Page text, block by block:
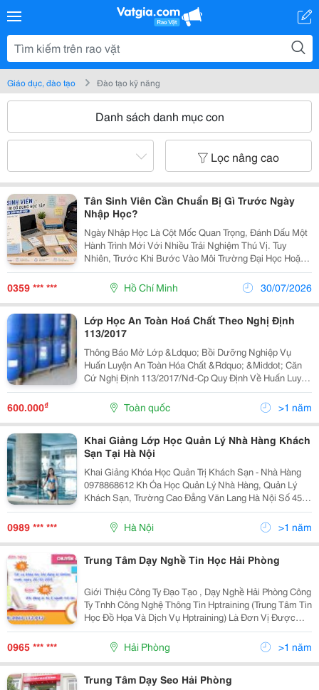
Giáo dục, đào tạo Đào tạo kỹ năng
Danh sách danh mục con
Lọc nâng cao
Tân Sinh Viên Cần Chuẩn Bị Gì Trước Ngày
Nhập Học?
Ngày Nhập Học Là Cột Mốc Quan Trọng, Đánh Dấu Một
Hành Trình Mới Với Nhiều Trải Nghiệm Thú Vị. Tuy
Nhiên, Trước Khi Bước Vào Môi Trường Đại Học Hoặc
Cao Đẳng, Tân Sinh Viên Nên Chuẩn Bị Kỹ Lưỡng Từ
Giấy Tờ, Đồ Dùng Học Tập Đến Vật Dụng Cá Nhân Để...
0359 *** *** Hồ Chí Minh 30/07/2026
Lớp Học An Toàn Hoá Chất Theo Nghị Định
113/2017
Thông Báo Mở Lớp &Ldquo; Bồi Dưỡng Nghiệp Vụ
Huấn Luyện An Toàn Hóa Chất &Rdquo; &Middot; Căn
Cứ Nghị Định 113/2017/Nđ-Cp Quy Định Về Huấn Luyện
Kỹ Thuật An Toàn Hóa Chất Và Cấp Giấy Chứng Nhận
Huấn Luyện Kỹthuật An Toàn Hóa Chất. Công Ty Cổ...
600.000₫ Toàn quốc >1 năm
Khai Giảng Lớp Học Quản Lý Nhà Hàng Khách
Sạn Tại Hà Nội
Khai Giảng Khóa Học Quản Trị Khách Sạn - Nhà Hàng
0978868612 Kh Óa Học Quản Lý Nhà Hàng, Quản Lý
Khách Sạn, Trường Cao Đẳng Văn Lang Hà Nội Số 457
Hoàng Quốc Việt, Cầu Giấy, Hà Nội Hotline: 0978 86 86
12 ( Gặp Mai &Ndash; Phòng Đào Tạo Tu
0989 *** *** Hà Nội >1 năm
Trung Tâm Dạy Nghề Tin Học Hải Phòng
Giới Thiệu Công Ty Đạo Tạo , Dạy Nghề Hải Phòng Công
Ty Tnhh Công Nghệ Thông Tin Hptraining (Trung Tâm Tin
Học Đồ Họa Và Dịch Vụ Hptraining) Là Đơn Vị Được
Cấp Phép Của Sở Kế Hoạch Đầu Tư, Sở Giáo Dục Đào
Tạo, Sở Lao Động Thương Binh Xã Hội....
0965 *** *** Hải Phòng >1 năm
Trung Tâm Dạy Seo Hải Phòng